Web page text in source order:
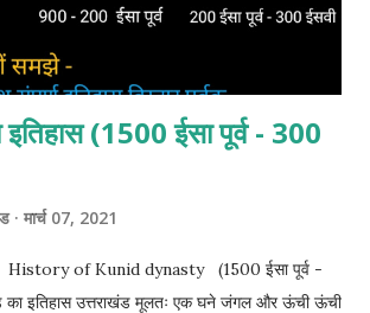
(1500 ईसा पूर्व - 300
मार्च 07, 2021
History of Kunid dynasty (1500 ईसा पूर्व -
का इतिहास उत्तराखंड मूलतः एक घने जंगल और ऊंची ऊंची